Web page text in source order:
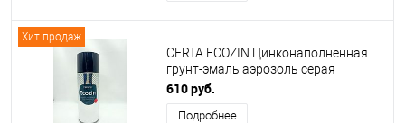
Хит продаж
CERTA ECOZIN Цинконаполненная
грунт-эмаль аэрозоль серая
термостойкая
610 руб.
Подробнее